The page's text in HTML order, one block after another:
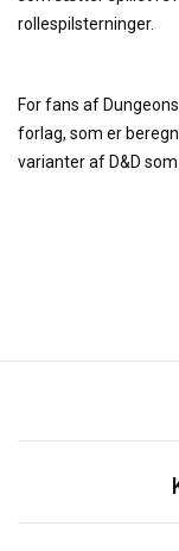
rollespilsterninger.
For fans af
forlag, som er
varianter af D&D